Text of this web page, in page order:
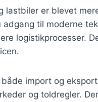
er blevet
til moderne
logistikprocesser.
import og
og toldregler.